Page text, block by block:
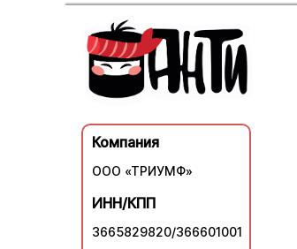
Компания
ООО «ТРИУМФ»
ИНН/КПП
3665829820/366601001